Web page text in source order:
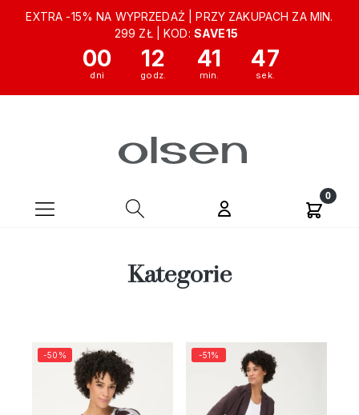
EXTRA -15% NA WYPRZEDAŻ | PRZY ZAKUPACH ZA MIN.
299 ZŁ | KOD: SAVE15
00 12 41 46
Kategorie
-50% -51%